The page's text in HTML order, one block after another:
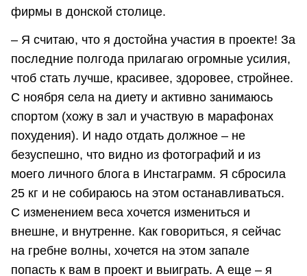
фирмы в донской столице.
– Я считаю, что я достойна участия в проекте! За
последние полгода прилагаю огромные усилия,
чтоб стать лучше, красивее, здоровее, стройнее.
С ноября села на диету и активно занимаюсь
спортом (хожу в зал и участвую в марафонах
похудения). И надо отдать должное – не
безуспешно, что видно из фотографий и из
моего личного блога в Инстаграмм. Я сбросила
25 кг и не собираюсь на этом останавливаться.
С изменением веса хочется измениться и
внешне, и внутренне. Как говориться, я сейчас
на гребне волны, хочется на этом запале
попасть к вам в проект и выиграть. А еще – я